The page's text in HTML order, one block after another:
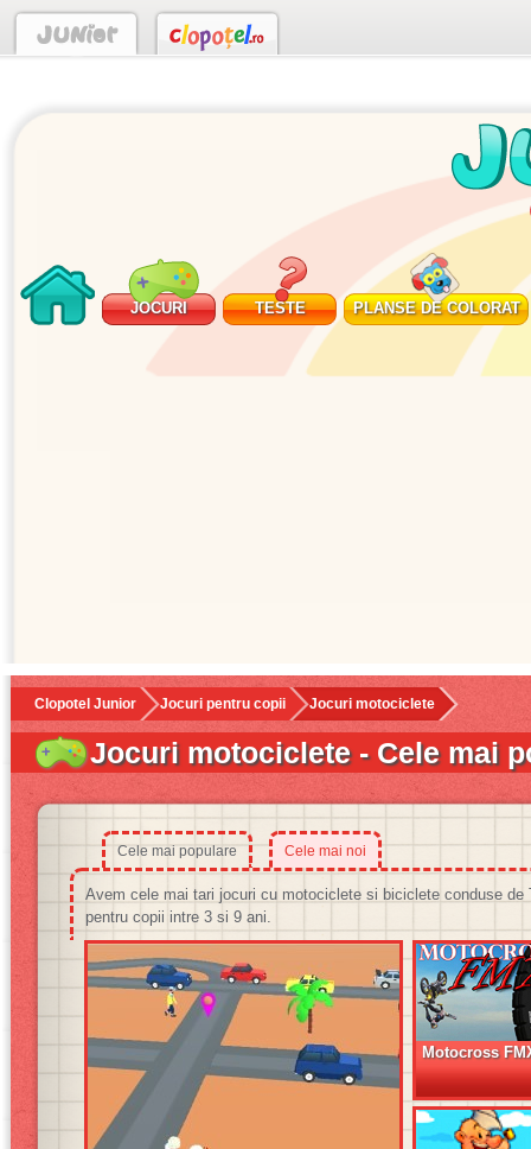
JOCURI TESTE PLANSE DE COLORAT
Clopotel Junior Jocuri pentru copii Jocuri motociclete
Jocuri motociclete - Cele mai
Cele mai populare Cele mai noi
Avem cele mai tari jocuri cu motociclete si biciclete conduse
pentru copii intre 3 si 9 ani.
Motocross